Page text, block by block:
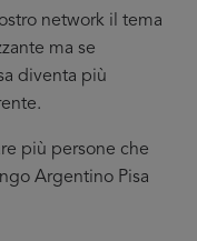
network il tema
ma se
diventa più
più persone che
Argentino Pisa